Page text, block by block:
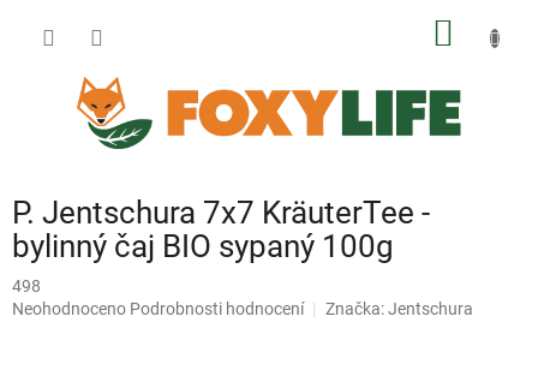
P. Jentschura 7x7 KräuterTee -
bylinný čaj BIO sypaný 100g
498
Průměrné
Neohodnoceno Podrobnosti hodnocení Značka:Jentschura